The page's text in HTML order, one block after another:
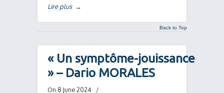
Lire plus →
Back to Top
« Un symptôme-jouissance
» – Dario MORALES
On 8 June 2024
/